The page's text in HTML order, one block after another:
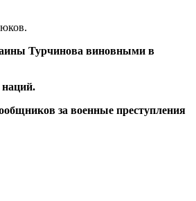
Турчинова виновными в
за военные преступления